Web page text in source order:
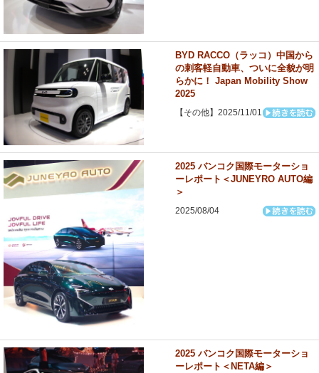
BYD RACCO（ラッコ）中国から
の刺客軽自動車、ついに全貌が明
らかに！ Japan Mobility Show
2025
【その他】2025/11/01
2025 バンコク国際モーターショ
ーレポート＜JUNEYRO AUTO編
＞
2025/08/04
2025 バンコク国際モーターショ
ーレポート＜NETA編＞